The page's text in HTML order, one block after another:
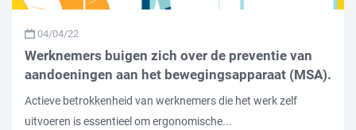
04/04/22
Werknemers buigen zich over de preventie van
aandoeningen aan het bewegingsapparaat (MSA).
Actieve betrokkenheid van werknemers die het werk zelf
uitvoeren is essentieel om ergonomische...